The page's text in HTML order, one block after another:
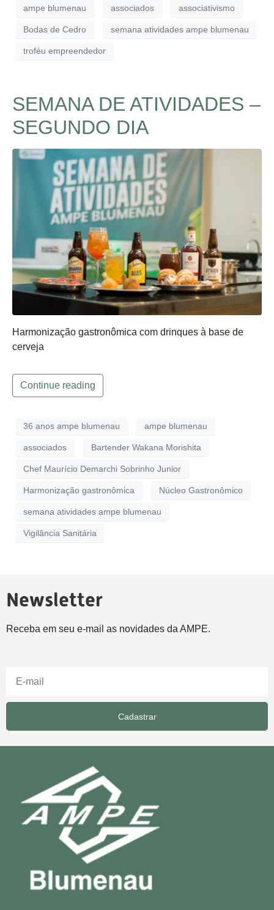
ampe blumenau associados associativismo
Bodas de Cedro semana atividades ampe blumenau
troféu empreendedor
SEMANA DE ATIVIDADES –
SEGUNDO DIA
Harmonização gastronômica com drinques à base de
cerveja
Continue reading
36 anos ampe blumenau ampe blumenau
associados Bartender Wakana Morishita
Chef Maurício Demarchi Sobrinho Junior
Harmonização gastronômica Núcleo Gastronômico
semana atividades ampe blumenau
Vigilância Sanitária
Newsletter
Receba em seu e-mail as novidades da AMPE.
Cadastrar